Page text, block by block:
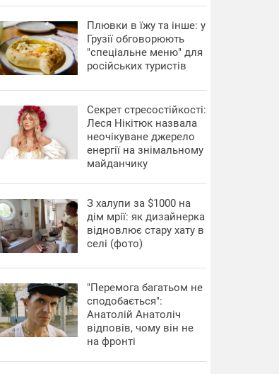
Плювки в їжу та інше: у
Грузії обговорюють
"спеціальне меню" для
російських туристів
Секрет стресостійкості:
Леся Нікітюк назвала
неочікуване джерело
енергії на знімальному
майданчику
З халупи за $1000 на
дім мрії: як дизайнерка
відновлює стару хату в
селі (фото)
"Перемога багатьом не
сподобається":
Анатолій Анатоліч
відповів, чому він не
на фронті